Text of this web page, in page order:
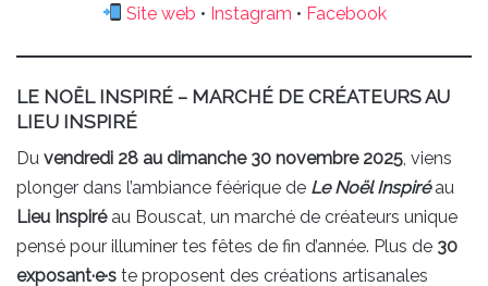
Site web • Instagram • Facebook
LE NOËL INSPIRÉ – MARCHÉ DE CRÉATEURS AU
LIEU INSPIRÉ
Du vendredi 28 au dimanche 30 novembre 2025, viens
plonger dans l’ambiance féérique de Le Noël Inspiré au
Lieu Inspiréau Bouscat, un marché de créateurs unique
pensé pour illuminer tes fêtes de fin d’année. Plus de 30
exposant·e·s te proposent des créations artisanales